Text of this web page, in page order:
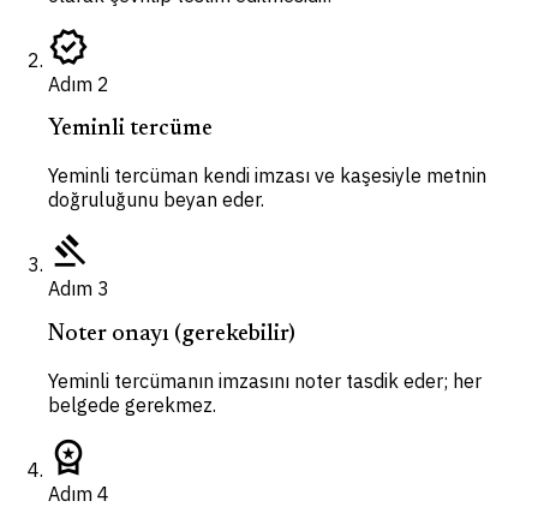
verified
Adım 2
Yeminli tercüme
Yeminli tercüman kendi imzası ve kaşesiyle metnin
doğruluğunu beyan eder.
gavel
Adım 3
Noter onayı (gerekebilir)
Yeminli tercümanın imzasını noter tasdik eder; her
belgede gerekmez.
workspace_premium
Adım 4